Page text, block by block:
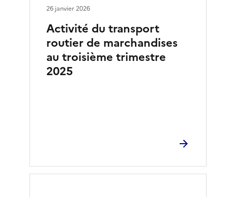
Activité du transport
routier de marchandises
au troisième trimestre
2025
26 janvier 2026